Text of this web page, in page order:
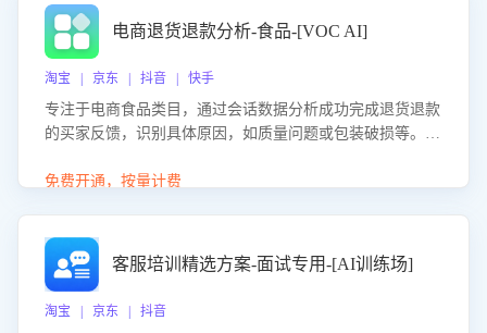
电商退货退款分析-食品-[VOC AI]
淘宝 | 京东 | 抖音 | 快手
专注于电商食品类目，通过会话数据分析成功完成退货退款
的买家反馈，识别具体原因，如质量问题或包装破损等。结
商家降低退款率，提升售后效率。
免费开通，按量计费
客服培训精选方案-面试专用-[AI训练场]
淘宝 | 京东 | 抖音